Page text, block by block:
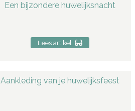
Een bijzondere huwelijksnacht
Lees artikel
Aankleding van je huwelijksfeest